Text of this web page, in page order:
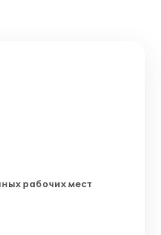
рабочих мест